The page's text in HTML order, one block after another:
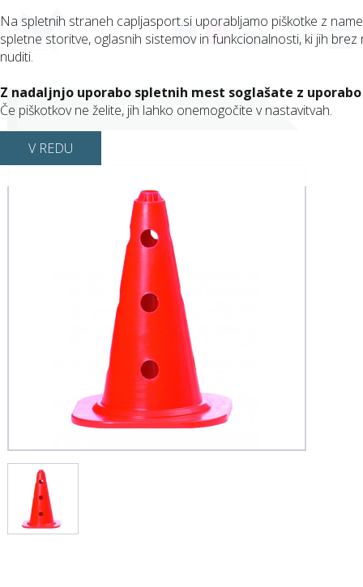
(0)
ŠPORTNI REKVIZITI
Na spletnih straneh capljasport.si uporabljamo piškotke z
spletne storitve, oglasnih sistemov in funkcionalnosti, ki jih brez
nuditi.
Z nadaljnjo uporabo spletnih mest soglašate z
Če piškotkov ne želite, jih lahko onemogočite v nastavitvah.
V REDU